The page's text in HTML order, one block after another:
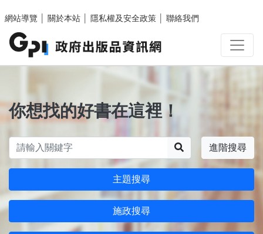
網站導覽
關於本站 隱私權及安全政策 聯絡我們
你想找的好書在這裡！
進階搜尋
主題搜尋
施政搜尋